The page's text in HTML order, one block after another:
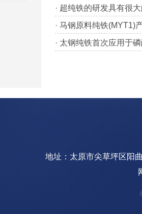
· 超纯铁的研发具有很
· 马钢原料纯铁(MYT1)
· 太钢纯铁首次应用于
地址：太原市尖草坪区阳